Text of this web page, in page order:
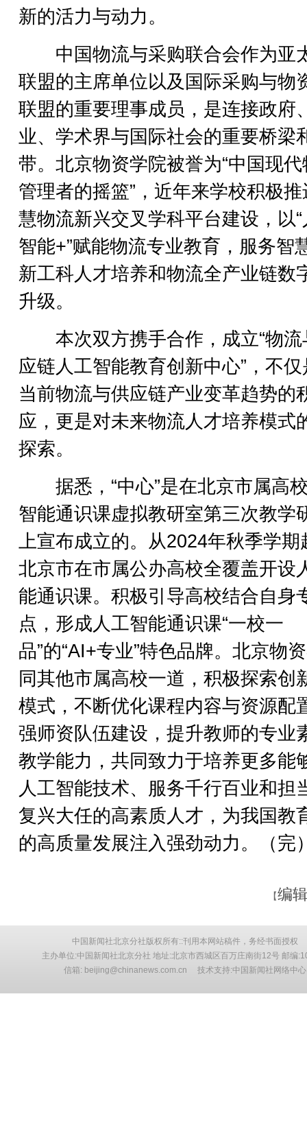
新的活力与动力。
中国物流与采购联合会作为亚
联盟的主席单位以及国际采购与物
联盟的重要理事成员，是连接政府
业、学术界与国际社会的重要桥梁
带。北京物资学院被誉为“中国现
管理者的摇篮”，近年来学校积极
慧物流新兴交叉学科平台建设，以
智能+”赋能物流专业教育，服务智
新工科人才培养和物流全产业链数
升级。
本次双方携手合作，成立“物流
应链人工智能教育创新中心”，不
当前物流与供应链产业变革趋势的
应，更是对未来物流人才培养模式
探索。
据悉，“中心”是在北京市属高
智能通识课虚拟教研室第三次教学
上宣布成立的。从2024年秋季学期
北京市在市属公办高校全覆盖开设
能通识课。积极引导高校结合自身
点，形成人工智能通识课“一校一
品”的“AI+专业”特色品牌。北京物
同其他市属高校一道，积极探索创
模式，不断优化课程内容与资源配
强师资队伍建设，提升教师的专业
教学能力，共同致力于培养更多能
人工智能技术、服务千行百业和担
复兴大任的高素质人才，为我国教
的高质量发展注入强劲动力。（完
【编
中国新闻社北京分社版权所有::刊用本网站稿件，务经书面授权
主办单位:中国新闻社北京分社 地址:北京市西城区百万庄南街12号 邮编
信箱: beijing@chinanews.com.cn 技术支持:中国新闻社网络中心